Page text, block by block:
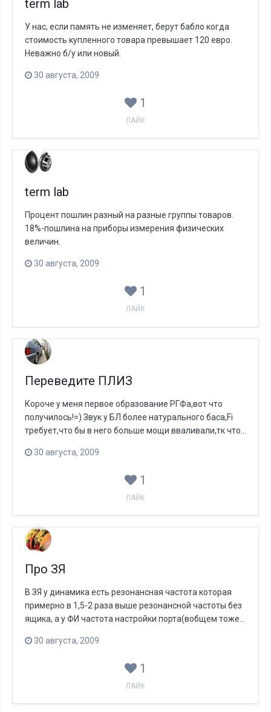
term lab
У нас, если память не изменяет, берут бабло когда
стоимость купленного товара превышает 120 евро.
Неважно б/у или новый.
30 августа, 2009
1
ЛАЙК
term lab
Процент пошлин разный на разные группы товаров.
18%-пошлина на приборы измерения физических
величин.
30 августа, 2009
1
ЛАЙК
Переведите ПЛИЗ
Короче у меня первое образование РГФа,вот что
получилось!=) Звук у БЛ более натурального баса,Fi
требует,что бы в него больше мощи вваливали,тк что...
30 августа, 2009
1
ЛАЙК
Про ЗЯ
В ЗЯ у динамика есть резонансная частота которая
примерно в 1,5-2 раза выше резонансной частоты без
ящика, а у ФИ частота настройки порта(вобщем тоже...
30 августа, 2009
1
ЛАЙК